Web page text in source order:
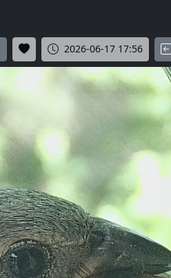
2026-06-17 17:56